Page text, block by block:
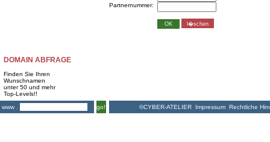
DOMAIN ABFRAGE
Finden Sie Ihren
Wunschnamen
unter 50 und mehr
Top-Levels!!
www .
go!
Partnernummer:
©CYBER-ATELIER Impressum Rechtliche